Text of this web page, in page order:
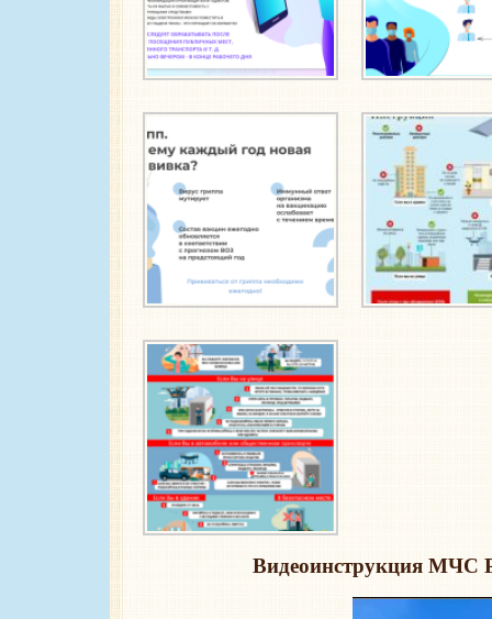
Видеоинструкция
Видеоплеер